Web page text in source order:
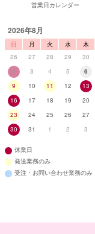
営業日カレンダー
2026年8月
日 月 火 水 木
26
27 28 29 30
2
3 4 5 6
9
10 11 12 13
16
17 18 19 20
23
24 25 26 27
30
31 1 2 3
休業日
発送業務のみ
受注・お問い合わせ業務のみ